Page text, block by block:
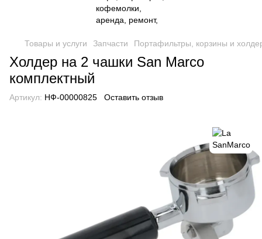
Товары и услуги Запчасти Портафильтры, корзины и
Холдер на 2 чашки San Marco
комплектный
Артикул: НФ-00000825 Оставить отзыв